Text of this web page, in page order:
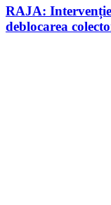
RAJA:
deblocarea